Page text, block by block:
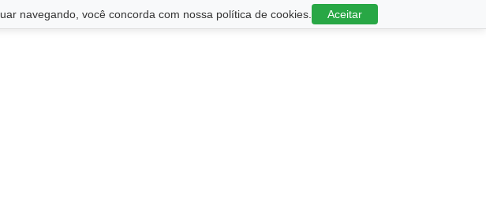
navegando, você concorda com nossa política de cookies. Aceitar